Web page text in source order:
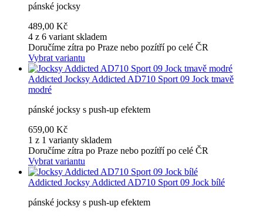
pánské jocksy
489,00 Kč
4 z 6 variant skladem
Doručíme zítra po Praze nebo pozítří po celé ČR
Vybrat variantu
Addicted Jocksy Addicted AD710 Sport 09 Jock tmavě
modré
pánské jocksy s push-up efektem
659,00 Kč
1 z 1 varianty skladem
Doručíme zítra po Praze nebo pozítří po celé ČR
Vybrat variantu
Addicted Jocksy Addicted AD710 Sport 09 Jock bílé
pánské jocksy s push-up efektem